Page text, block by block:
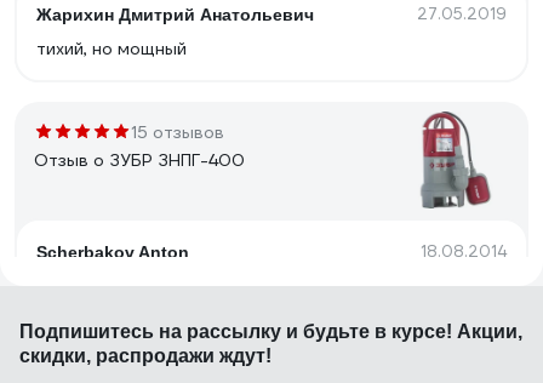
Жарихин Дмитрий Анатольевич 27.05.2019
тихий, но мощный
15 отзывов
Отзыв о ЗУБР ЗНПГ-400
Scherbakov Anton 18.08.2014
во всем. читай ниже
20 отзывов
Подпишитесь на рассылку и будьте в курсе! Акции,
скидки, распродажи ждут!